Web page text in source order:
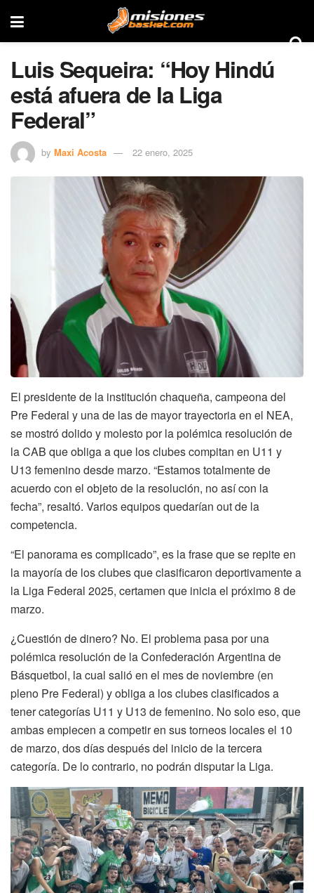
Luis Sequeira: “Hoy Hindú
está afuera de la Liga
Federal”
by Maxi Acosta 22 enero, 2025
El presidente de la institución chaqueña, campeona del
Pre Federal y una de las de mayor trayectoria en el NEA,
se mostró dolido y molesto por la polémica resolución de
la CAB que obliga a que los clubes compitan en U11 y
U13 femenino desde marzo. “Estamos totalmente de
acuerdo con el objeto de la resolución, no así con la
fecha”, resaltó. Varios equipos quedarían out de la
competencia.
“El panorama es complicado”, es la frase que se repite en
la mayoría de los clubes que clasificaron deportivamente a
la Liga Federal 2025, certamen que inicia el próximo 8 de
marzo.
¿Cuestión de dinero? No. El problema pasa por una
polémica resolución de la Confederación Argentina de
Básquetbol, la cual salió en el mes de noviembre (en
pleno Pre Federal) y obliga a los clubes clasificados a
tener categorías U11 y U13 de femenino. No solo eso, que
ambas empiecen a competir en sus torneos locales el 10
de marzo, dos días después del inicio de la tercera
categoría. De lo contrario, no podrán disputar la Liga.